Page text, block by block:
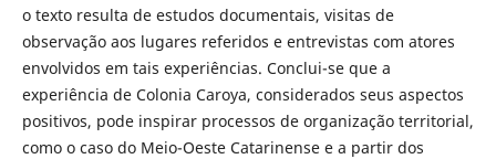
o texto resulta de estudos documentais, visitas de
observação aos lugares referidos e entrevistas com atores
envolvidos em tais experiências. Conclui-se que a
experiência de Colonia Caroya, considerados seus aspectos
positivos, pode inspirar processos de organização territorial,
como o caso do Meio-Oeste Catarinense e a partir dos